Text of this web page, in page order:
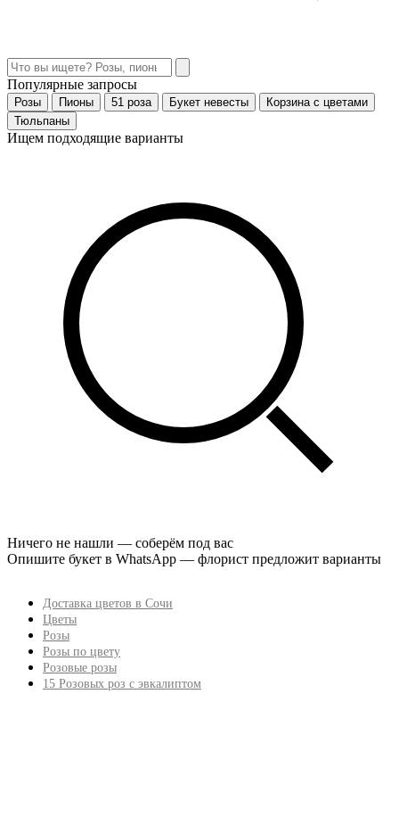
Популярные запросы
Розы Пионы 51 роза Букет невесты
Корзина с цветами
Тюльпаны
Ищем подходящие варианты
Ничего не нашли — соберём под вас
Опишите букет в WhatsApp — флорист предложит варианты
Доставка цветов в Сочи
Цветы
Розы
Розы по цвету
Розовые розы
15 Розовых роз с эвкалиптом